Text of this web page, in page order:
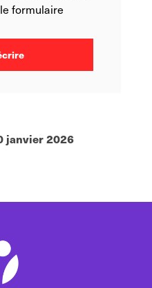
formulaire
janvier 2026